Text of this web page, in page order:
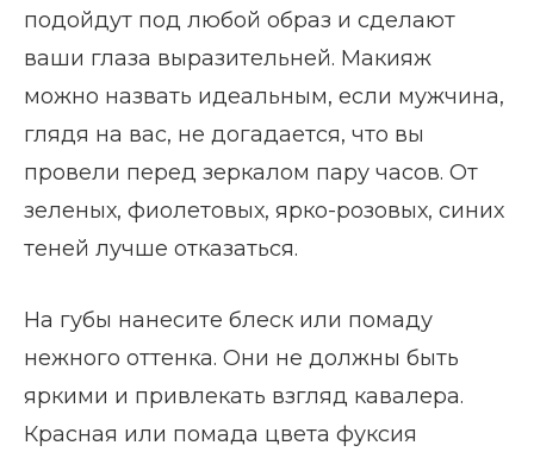
подойдут под любой образ и сделают
ваши глаза выразительней. Макияж
можно назвать идеальным, если мужчина,
глядя на вас, не догадается, что вы
провели перед зеркалом пару часов. От
зеленых, фиолетовых, ярко-розовых, синих
теней лучше отказаться.
На губы нанесите блеск или помаду
нежного оттенка. Они не должны быть
яркими и привлекать взгляд кавалера.
Красная или помада цвета фуксия